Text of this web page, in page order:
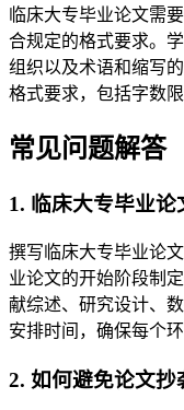
临床大专毕业论文需
合规定的格式要求。
组织以及术语和缩写
格式要求，包括字数
常见问题解答
1. 临床大专毕业论
撰写临床大专毕业论
业论文的开始阶段制
献综述、研究设计、
安排时间，确保每个
2. 如何避免论文抄